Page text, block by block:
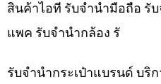
สินค้าไอที รับจำนำมือถือ รั
แพค รับจำนำกล้อง รั
รับจำนำกระเป๋าแบรนด์ บริ